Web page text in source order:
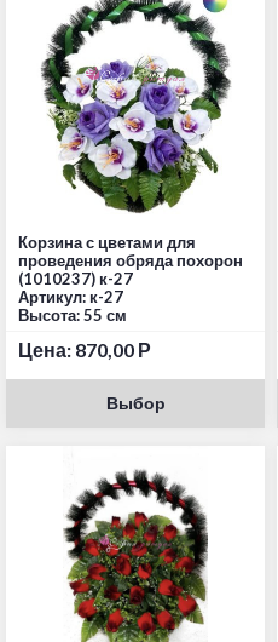
Корзина с цветами для
проведения обряда похорон
(1010237) к-27
Артикул: к-27
Высота: 55 см
Цена: 870,00 Р
Выбор